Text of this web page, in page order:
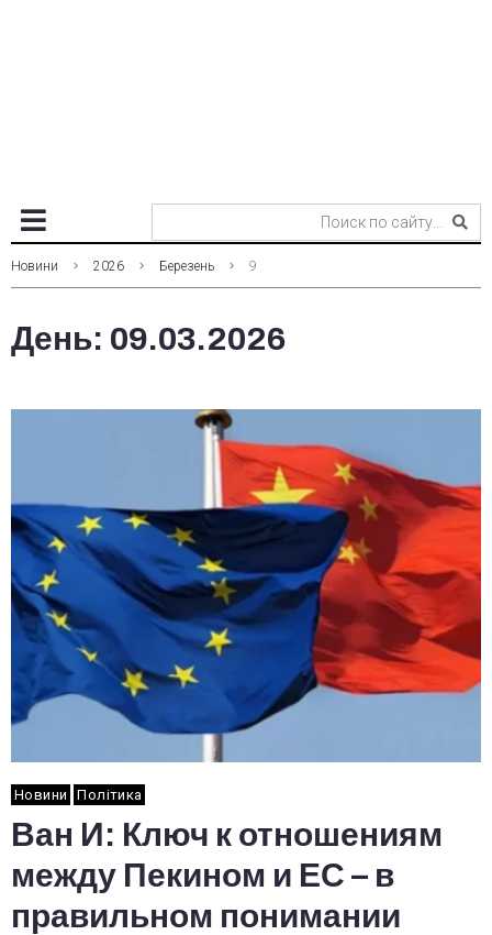
Новини 2026 Березень 9
День: 09.03.2026
Новини Політика
Ван И: Ключ к отношениям
между Пекином и ЕС – в
правильном понимании